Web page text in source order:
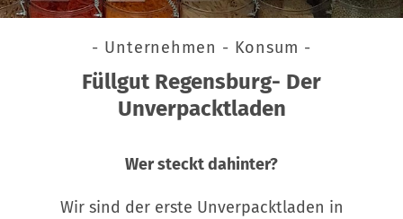
- Unternehmen - Konsum -
Füllgut Regensburg- Der
Unverpacktladen
Wer steckt dahinter?
Wir sind der erste Unverpacktladen in